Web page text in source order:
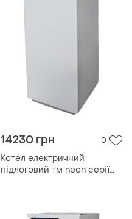
14230 грн 0
Котел електричний
підлоговий тм neon серії